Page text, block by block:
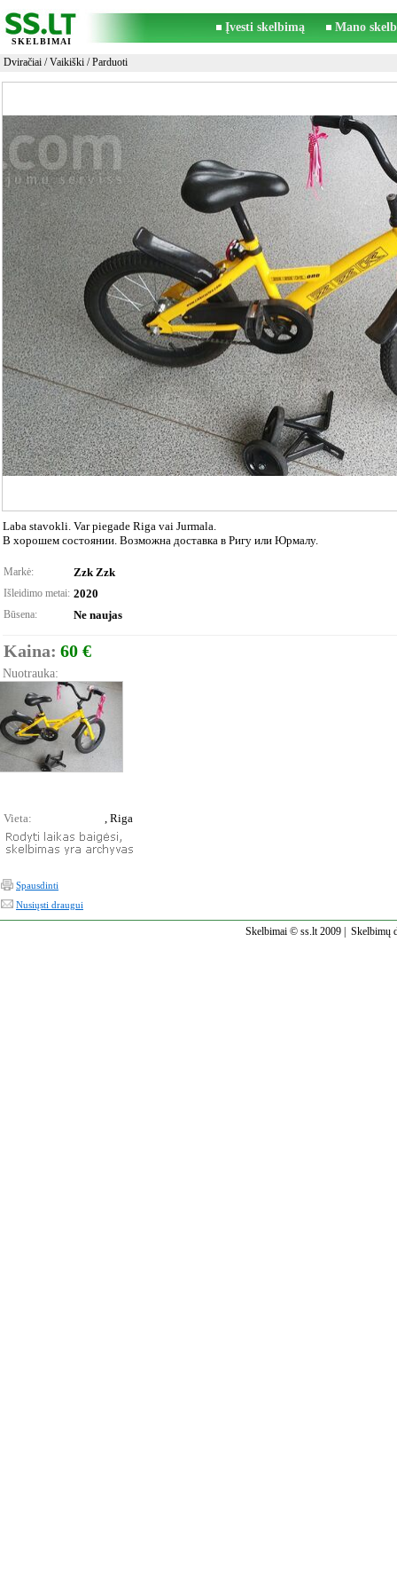
SKELBIMAI
Įvesti skelbimą Mano
Dviračiai /Vaikiški / Parduoti
Laba stavokli. Var piegade Riga vai Jurmala.
В хорошем состоянии. Возможна доставка в Ригу или Юрмалу.
Markė: Zzk Zzk
Išleidimo metai: 2020
Būsena: Ne naujas
Kaina: 60 €
Nuotrauka:
Vieta: , Riga
Spausdinti
Nusiųsti draugui
Skelbimai © ss.lt 2009 | Skelbimų